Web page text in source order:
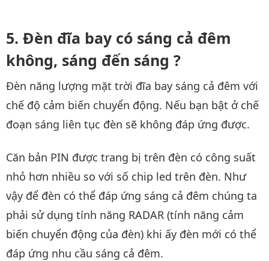
Đèn đĩa bay có sáng cả đêm
không, sáng đến sáng ?
Đèn năng lượng mặt trời đĩa bay sáng cả đêm với
chế độ cảm biến chuyển động. Nếu bạn bật ở chế
đoạn sáng liên tục đèn sẽ không đáp ứng được.
Căn bản PIN được trang bị trên đèn có công suất
nhỏ hơn nhiều so với số chip led trên đèn. Như
vậy để đèn có thể đáp ứng sáng cả đêm chúng ta
phải sử dụng tính năng RADAR (tính năng cảm
biến chuyển động của đèn) khi ấy đèn mới có thể
đáp ứng nhu cầu sáng cả đêm.